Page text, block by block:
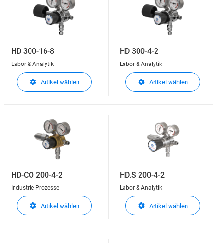
HD 300-16-8
Labor & Analytik
Artikel wählen
HD 300-4-2
Labor & Analytik
Artikel wählen
HD-CO 200-4-2
Industrie-Prozesse
Artikel wählen
HD.S 200-4-2
Labor & Analytik
Artikel wählen